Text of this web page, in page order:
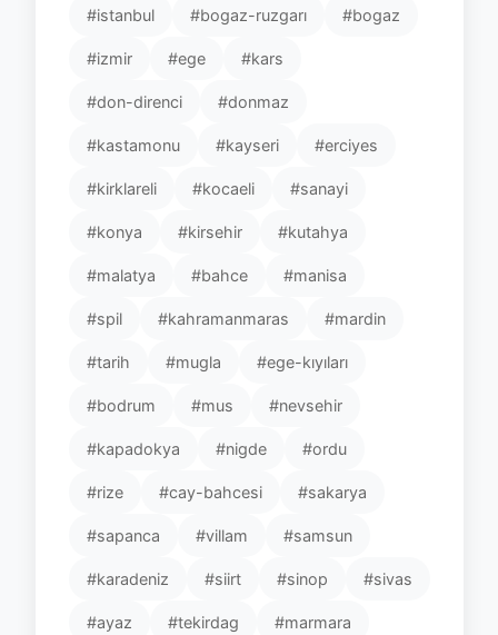
#istanbul #bogaz-ruzgarı #bogaz
#izmir #ege #kars
#don-direnci #donmaz
#kastamonu #kayseri #erciyes
#kirklareli #kocaeli #sanayi
#konya #kirsehir #kutahya
#malatya #bahce #manisa
#spil #kahramanmaras #mardin
#tarih #mugla #ege-kıyıları
#bodrum #mus #nevsehir
#kapadokya #nigde #ordu
#rize #cay-bahcesi #sakarya
#sapanca #villam #samsun
#karadeniz #siirt #sinop #sivas
#ayaz #tekirdag #marmara